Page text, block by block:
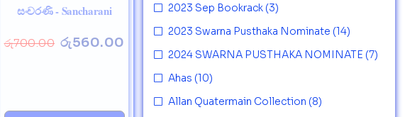
සංචරණි - Sancharani
රු700.00 රු560.00
2023 Sep Bookrack (3)
2023 Swarna Pusthaka Nominate (14)
2024 SWARNA PUSTHAKA NOMINATE (7)
Ahas (10)
Allan Quatermain Collection (8)